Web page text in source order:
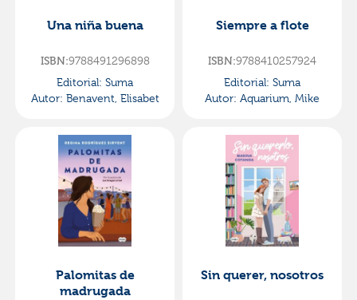
Una niña buena
ISBN:9788491296898
Editorial: Suma
Autor: Benavent, Elisabet
Siempre a flote
ISBN:9788410257924
Editorial: Suma
Autor: Aquarium, Mike
Palomitas de
madrugada
Sin querer, nosotros